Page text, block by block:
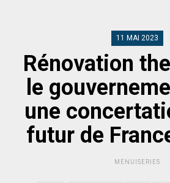
11 MAI 2023
Rénovation
le
une
futur de
MENUISERIES